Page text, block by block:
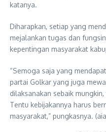
katanya.
Diharapkan, setiap yang
mejalankan tugas dan
kepentingan masyarakat
“Semoga saja yang
partai Golkar yang juga
dilaksanakan sebaik
Tentu kebijakannya harus
masyarakat,” pungkasnya.